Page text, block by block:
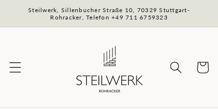
zum
Steilwerk, Sillenbucher Straße 10, 70329 Stuttgart-
Rohracker, Telefon +49 711 6759323